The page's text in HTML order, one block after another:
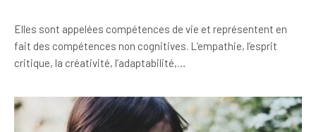
Elles sont appelées compétences de vie et représentent en
fait des compétences non cognitives. L’empathie, l’esprit
critique, la créativité, l’adaptabilité,…